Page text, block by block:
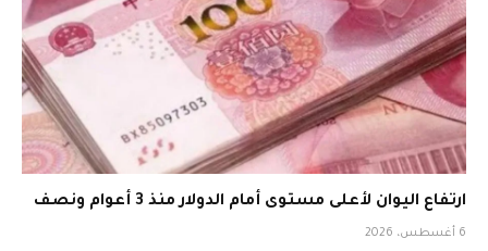
ارتفاع اليوان لأعلى مستوى أمام الدولار منذ 3 أعوام ونصف
6 أغسطس، 2026